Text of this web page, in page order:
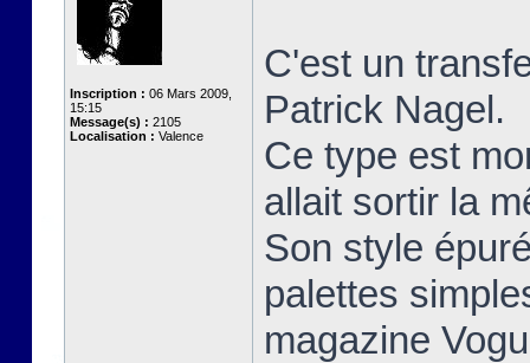
Inscription : 06 Mars 2009,
15:15
Message(s) : 2105
Localisation : Valence
C'est un
Patrick Nagel.
Ce type est
allait sortir la
Son style
palettes
magazine